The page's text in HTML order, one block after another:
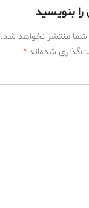
را بنویسید
شما منتشر نخواهد شد.
شده‌اند *